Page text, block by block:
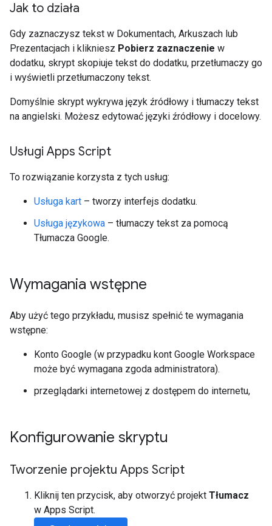
Jak to działa
Gdy zaznaczysz tekst w Dokumentach, Arkuszach lub
Prezentacjach i klikniesz Pobierz zaznaczenie w
dodatku, skrypt skopiuje tekst do dodatku, przetłumaczy go
i wyświetli przetłumaczony tekst.
Domyślnie skrypt wykrywa język źródłowy i tłumaczy tekst
na angielski. Możesz edytować języki źródłowy i docelowy.
Usługi Apps Script
To rozwiązanie korzysta z tych usług:
Usługa kart – tworzy interfejs dodatku.
Usługa językowa – tłumaczy tekst za pomocą
Tłumacza Google.
Wymagania wstępne
Aby użyć tego przykładu, musisz spełnić te wymagania
wstępne:
Konto Google (w przypadku kont Google Workspace
może być wymagana zgoda administratora).
przeglądarki internetowej z dostępem do internetu,
Konfigurowanie skryptu
Tworzenie projektu Apps Script
Kliknij ten przycisk, aby otworzyć projekt Tłumacz
w Apps Script.